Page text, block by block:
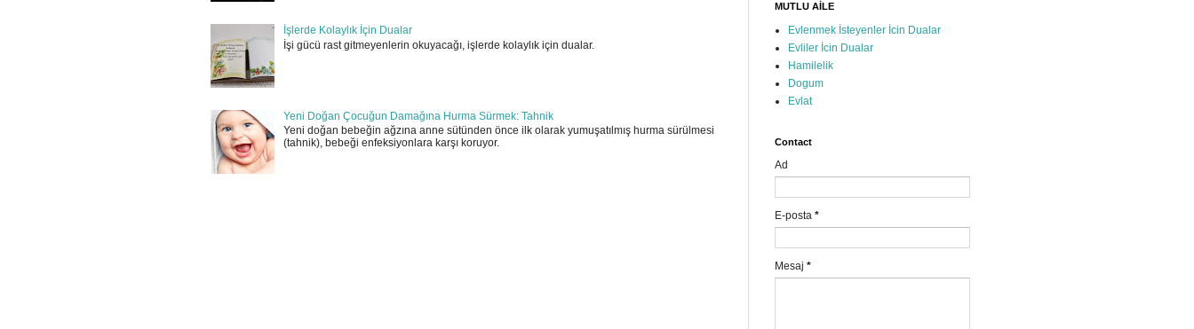
İşlerde Kolaylık İçin Dualar
İşi gücü rast gitmeyenlerin okuyacağı, işlerde kolaylık için dualar.
Yeni Doğan Çocuğun Damağına Hurma Sürmek: Tahnik
Yeni doğan bebeğin ağzına anne sütünden önce ilk olarak yumuşatılmış hurma sürülmesi
(tahnik), bebeği enfeksiyonlara karşı koruyor.
MUTLU AİLE
Evlenmek İsteyenler İcin Dualar
Evliler İcin Dualar
Hamilelik
Dogum
Evlat
Contact
Ad
E-posta *
Mesaj *